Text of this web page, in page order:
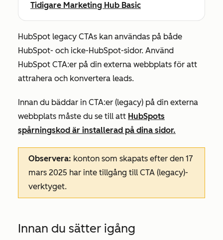
Tidigare Marketing Hub Basic
HubSpot legacy CTAs kan användas på både
HubSpot- och icke-HubSpot-sidor. Använd
HubSpot CTA:er på din externa webbplats för att
attrahera och konvertera leads.
Innan du bäddar in CTA:er (legacy) på din externa
webbplats måste du se till att HubSpots
spårningskod är installerad på dina sidor.
Observera: konton som skapats efter den 17
mars 2025 har inte tillgång till CTA (legacy)-
verktyget.
Innan du sätter igång